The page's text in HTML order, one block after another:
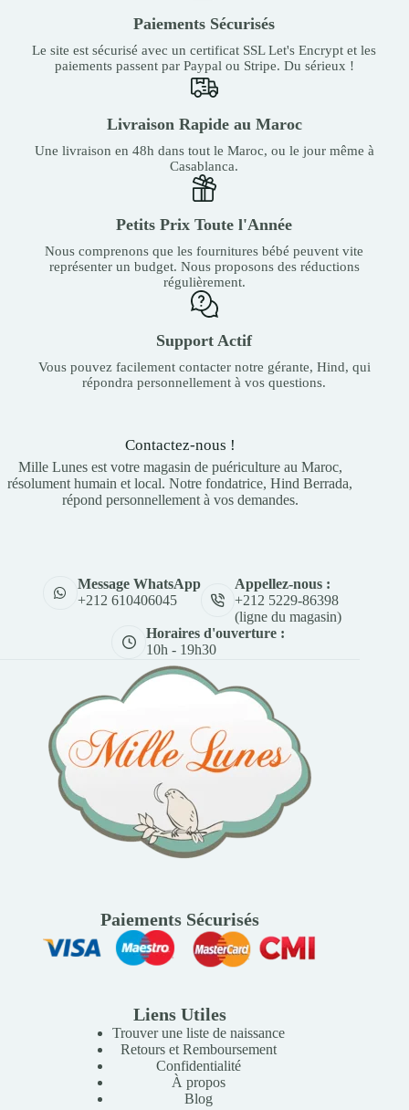
Paiements Sécurisés
Le site est sécurisé avec un certificat SSL Let's Encrypt et les
paiements passent par Paypal ou Stripe. Du sérieux !
Livraison Rapide au Maroc
Une livraison en 48h dans tout le Maroc, ou le jour même à
Casablanca.
Petits Prix Toute l'Année
Nous comprenons que les fournitures bébé peuvent vite
représenter un budget. Nous proposons des réductions
régulièrement.
Support Actif
Vous pouvez facilement contacter notre gérante, Hind, qui
répondra personnellement à vos questions.
Contactez-nous !
Mille Lunes est votre magasin de puériculture au Maroc,
résolument humain et local. Notre fondatrice, Hind Berrada,
répond personnellement à vos demandes.
Message WhatsApp
+212 610406045
Appellez-nous :
+212 5229-86398
(ligne du magasin)
Horaires d'ouverture :
10h - 19h30
Paiements Sécurisés
Liens Utiles
Trouver une liste de naissance
Retours et Remboursement
Confidentialité
À propos
Blog